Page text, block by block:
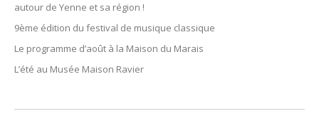
autour de Yenne et sa région !
9ème édition du festival de musique classique
Le programme d’août à la Maison du Marais
L’été au Musée Maison Ravier